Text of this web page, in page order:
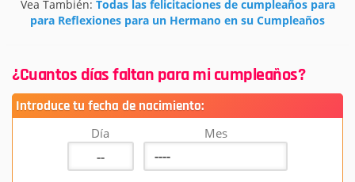
Vea También: Todas las felicitaciones de cumpleaños para
para Reflexiones para un Hermano en su Cumpleaños
¿Cuantos días faltan para mi cumpleaños?
Introduce tu fecha de nacimiento:
Día Mes